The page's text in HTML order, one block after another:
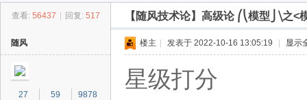
» › ›
查看: 56437 回复: 517 【随风技术论】高级论 ⎛͏⎝模型⎭⧹之<
随风
27
59
9878
楼主 发表于 2022-10-16 13:05:19 显示
星级打分